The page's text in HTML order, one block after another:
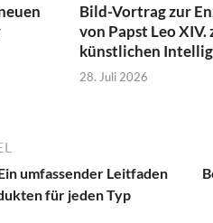
Bild-Vortrag zur
von Papst Leo XIV.
künstlichen
28. Juli 2026
umfassender Leitfaden
für jeden Typ